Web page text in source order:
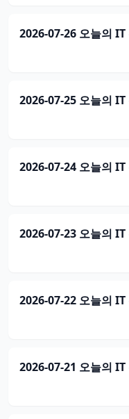
2026-07-26 오늘의
2026-07-25 오늘의
2026-07-24 오늘의
2026-07-23 오늘의
2026-07-22 오늘의
2026-07-21 오늘의